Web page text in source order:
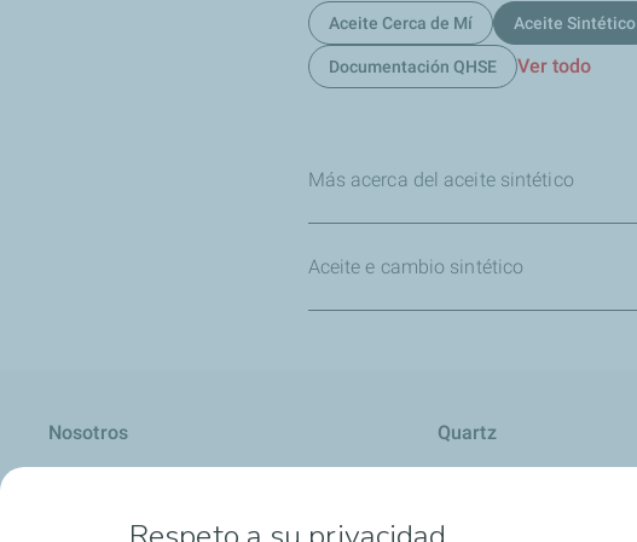
Aceite Cerca de Mí
Aceite Sintético
Documentación QHSE Ver todo
Más acerca del aceite sintético
Aceite e cambio sintético
Nosotros Quartz